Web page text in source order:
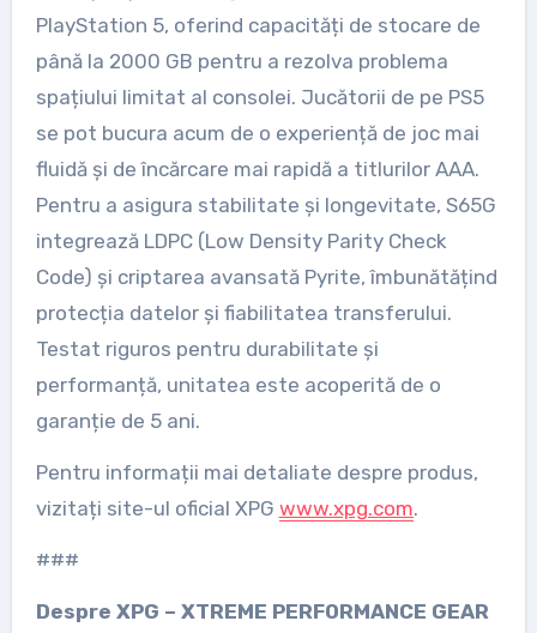
PlayStation 5, oferind capacități de stocare de
până la 2000 GB pentru a rezolva problema
spațiului limitat al consolei. Jucătorii de pe PS5
se pot bucura acum de o experiență de joc mai
fluidă și de încărcare mai rapidă a titlurilor AAA.
Pentru a asigura stabilitate și longevitate, S65G
integrează LDPC (Low Density Parity Check
Code) și criptarea avansată Pyrite, îmbunătățind
protecția datelor și fiabilitatea transferului.
Testat riguros pentru durabilitate și
performanță, unitatea este acoperită de o
garanție de 5 ani.
Pentru informații mai detaliate despre produs,
vizitați site-ul oficial XPG www.xpg.com.
###
Despre XPG – XTREME PERFORMANCE GEAR